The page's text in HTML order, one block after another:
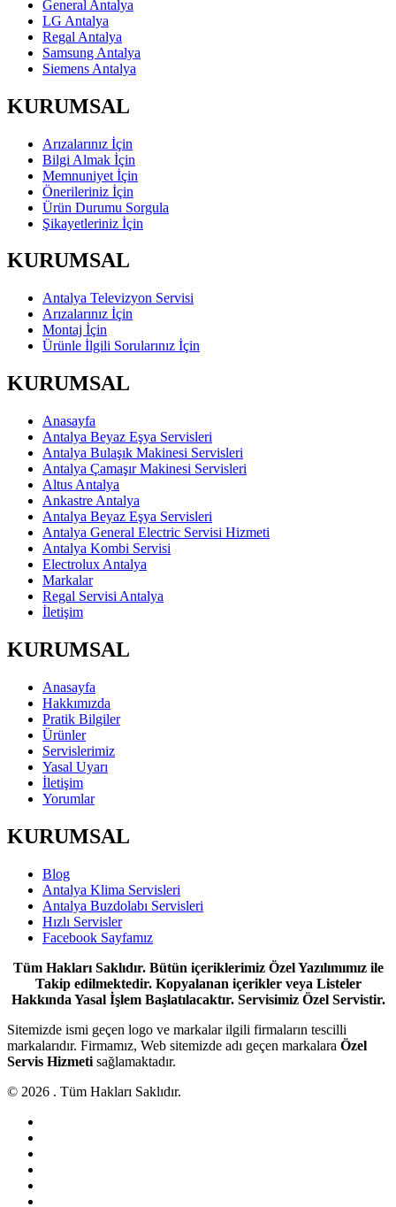
General Antalya
LG Antalya
Regal Antalya
Samsung Antalya
Siemens Antalya
KURUMSAL
Arızalarınız İçin
Bilgi Almak İçin
Memnuniyet İçin
Önerileriniz İçin
Ürün Durumu Sorgula
Şikayetleriniz İçin
KURUMSAL
Antalya Televizyon Servisi
Arızalarınız İçin
Montaj İçin
Ürünle İlgili Sorularınız İçin
KURUMSAL
Anasayfa
Antalya Beyaz Eşya Servisleri
Antalya Bulaşık Makinesi Servisleri
Antalya Çamaşır Makinesi Servisleri
Altus Antalya
Ankastre Antalya
Antalya Beyaz Eşya Servisleri
Antalya General Electric Servisi Hizmeti
Antalya Kombi Servisi
Electrolux Antalya
Markalar
Regal Servisi Antalya
İletişim
KURUMSAL
Anasayfa
Hakkımızda
Pratik Bilgiler
Ürünler
Servislerimiz
Yasal Uyarı
İletişim
Yorumlar
KURUMSAL
Blog
Antalya Klima Servisleri
Antalya Buzdolabı Servisleri
Hızlı Servisler
Facebook Sayfamız
Tüm Hakları Saklıdır. Bütün içeriklerimiz Özel Yazılımımız ile
Takip edilmektedir. Kopyalanan içerikler veya Listeler
Hakkında Yasal İşlem Başlatılacaktır. Servisimiz Özel Servistir.
Sitemizde ismi geçen logo ve markalar ilgili firmaların tescilli
markalarıdır. Firmamız, Web sitemizde adı geçen markalara Özel
Servis Hizmeti sağlamaktadır.
© 2026 . Tüm Hakları Saklıdır.